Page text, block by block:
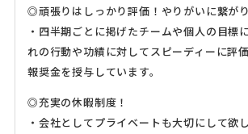
◎頑張りはしっかり評価！やりがいに繋が
・四半期ごとに掲げたチームや個人の目標
れの行動や功績に対してスピーディーに評
報奨金を授与しています。
◎充実の休暇制度！
・会社としてプライベートも大切にして欲